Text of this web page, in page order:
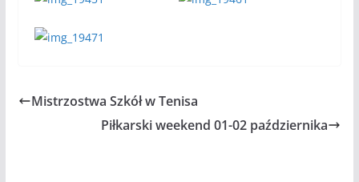
Mistrzostwa Szkół w Tenisa
Piłkarski weekend 01-02 października